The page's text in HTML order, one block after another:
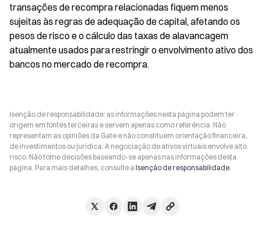
transações de recompra relacionadas fiquem menos
sujeitas às regras de adequação de capital, afetando os
pesos de risco e o cálculo das taxas de alavancagem
atualmente usados para restringir o envolvimento ativo dos
bancos no mercado de recompra.
Isenção de responsabilidade: as informações nesta página podem ter
origem em fontes terceiras e servem apenas como referência. Não
representam as opiniões da Gate e não constituem orientação financeira,
de investimentos ou jurídica. A negociação de ativos virtuais envolve alto
risco. Não tome decisões baseando-se apenas nas informações desta
página. Para mais detalhes, consulte a Isenção de responsabilidade.